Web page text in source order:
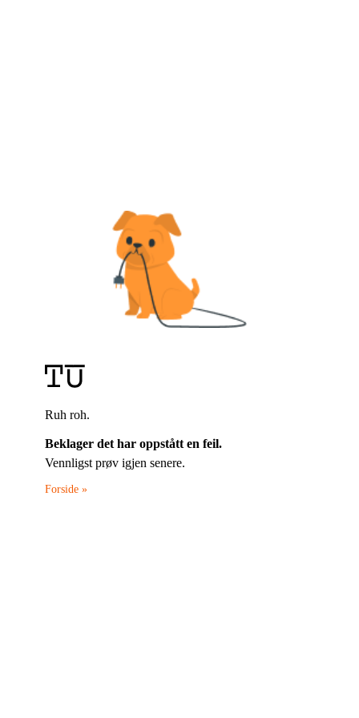
Ruh roh.
Beklager det har oppstått en feil.
Vennligst prøv igjen senere.
Forside »